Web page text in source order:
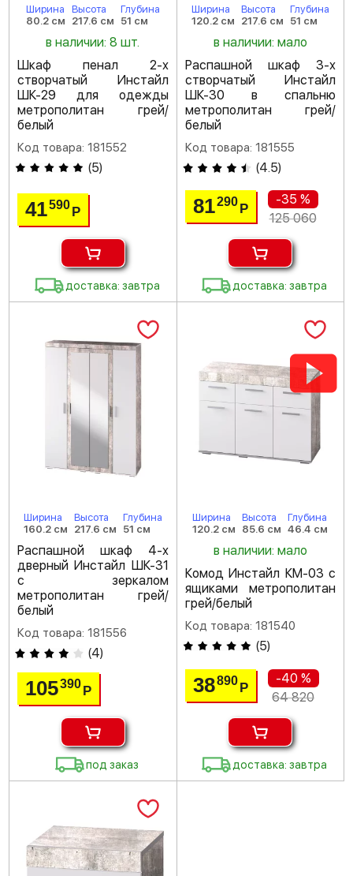
Ширина
80.2 см
Высота
217.6 см
Глубина
51 см
в наличии: 8 шт.
Шкаф пенал 2-х
створчатый Инстайл
ШК-29 для одежды
метрополитан грей/
белый
Код товара: 181552
(5)
41590Р
доставка: завтра
Ширина
120.2 см
Высота
217.6 см
Глубина
51 см
в наличии: мало
Распашной шкаф 3-х
створчатый Инстайл
ШК-30 в спальню
метрополитан грей/
белый
Код товара: 181555
(4.5)
81290 Р
-35 %
125 060
доставка: завтра
Ширина
160.2 см
Высота
217.6 см
Глубина
51 см
Распашной шкаф 4-х
дверный Инстайл ШК-31
с зеркалом
метрополитан грей/
белый
Код товара: 181556
(4)
105390Р
под заказ
Ширина
120.2 см
Высота
85.6 см
Глубина
46.4 см
в наличии: мало
Комод Инстайл КМ-03 с
ящиками метрополитан
грей/белый
Код товара: 181540
(5)
38890 Р
-40 %
64 820
доставка: завтра